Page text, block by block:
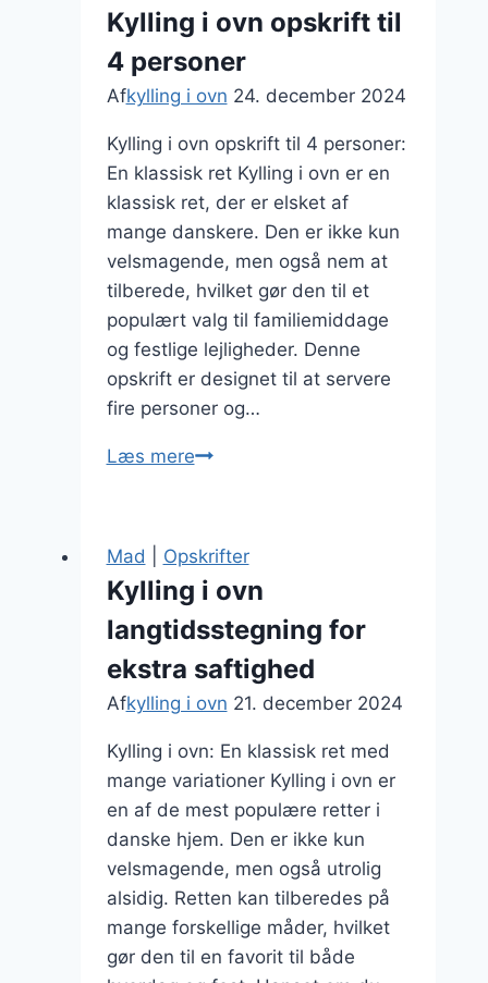
kartofler
og
flødesauce
Kylling i ovn opskrift til
4 personer
Afkylling i ovn 24. december 2024
Kylling i ovn opskrift til 4 personer:
En klassisk ret Kylling i ovn er en
klassisk ret, der er elsket af
mange danskere. Den er ikke kun
velsmagende, men også nem at
tilberede, hvilket gør den til et
populært valg til familiemiddage
og festlige lejligheder. Denne
opskrift er designet til at servere
fire personer og…
Læs mereKylling
opskrift
4
personer
Mad Opskrifter
Kylling i ovn
langtidsstegning for
ekstra saftighed
Afkylling i ovn 21. december 2024
Kylling i ovn: En klassisk ret med
mange variationer Kylling i ovn er
en af de mest populære retter i
danske hjem. Den er ikke kun
velsmagende, men også utrolig
alsidig. Retten kan tilberedes på
mange forskellige måder, hvilket
gør den til en favorit til både